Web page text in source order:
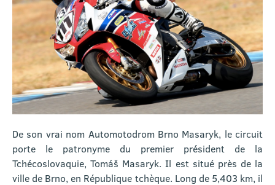
De son vrai nom Automotodrom Brno Masaryk, le circuit
porte le patronyme du premier président de la
Tchécoslovaquie, Tomáš Masaryk. Il est situé près de la
ville de Brno, en République tchèque. Long de 5,403 km, il